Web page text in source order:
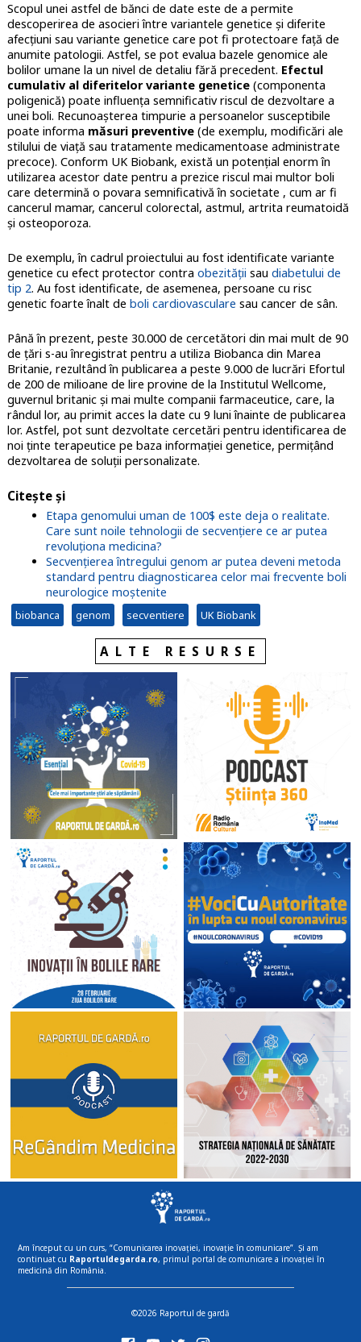
Scopul unei astfel de bănci de date este de a permite
descoperirea de asocieri între variantele genetice și diferite
afecțiuni sau variante genetice care pot fi protectoare față de
anumite patologii. Astfel, se pot evalua bazele genomice ale
bolilor umane la un nivel de detaliu fără precedent. Efectul
cumulativ al diferitelor variante genetice (componenta
poligenică) poate influența semnificativ riscul de dezvoltare a
unei boli. Recunoașterea timpurie a persoanelor susceptibile
poate informa măsuri preventive(de exemplu, modificări ale
stilului de viață sau tratamente medicamentoase administrate
precoce). Conform UK Biobank, există un potențial enorm în
utilizarea acestor date pentru a prezice riscul mai multor boli
care determină o povara semnificativă în societate , cum ar fi
cancerul mamar, cancerul colorectal, astmul, artrita reumatoidă
și osteoporoza.
De exemplu, în cadrul proiectului au fost identificate variante
genetice cu efect protector contra obezității sau diabetului de
tip 2. Au fost identificate, de asemenea, persoane cu risc
genetic foarte înalt de boli cardiovasculare sau cancer de sân.
Până în prezent, peste 30.000 de cercetători din mai mult de 90
de țări s-au înregistrat pentru a utiliza Biobanca din Marea
Britanie, rezultând în publicarea a peste 9.000 de lucrări Efortul
de 200 de milioane de lire provine de la Institutul Wellcome,
guvernul britanic și mai multe companii farmaceutice, care, la
rândul lor, au primit acces la date cu 9 luni înainte de publicarea
lor. Astfel, pot sunt dezvoltate cercetări pentru identificarea de
noi ținte terapeutice pe baza informației genetice, permițând
dezvoltarea de soluții personalizate.
Citește și
Etapa genomului uman de 100$ este deja o realitate.
Care sunt noile tehnologii de secvențiere ce ar putea
revoluționa medicina?
Secvențierea întregului genom ar putea deveni metoda
standard pentru diagnosticarea celor mai frecvente boli
neurologice moștenite
biobanca genom secventiere UK Biobank
ALTE RESURSE
Am început cu un curs, “Comunicarea inovației, inovație în comunicare”. Și am
continuat cu Raportuldegarda.ro, primul portal de comunicare a inovației în
medicină din România.
©2026 Raportul de gardă